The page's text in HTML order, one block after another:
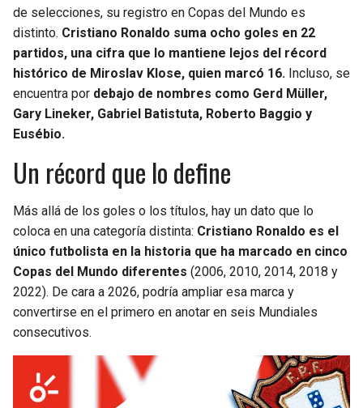
de selecciones, su registro en Copas del Mundo es
distinto. Cristiano Ronaldo suma ocho goles en 22
partidos, una cifra que lo mantiene lejos del récord
histórico de Miroslav Klose, quien marcó 16. Incluso, se
encuentra por debajo de nombres como Gerd Müller,
Gary Lineker, Gabriel Batistuta, Roberto Baggio y
Eusébio.
Un récord que lo define
Más allá de los goles o los títulos, hay un dato que lo
coloca en una categoría distinta: Cristiano Ronaldo es el
único futbolista en la historia que ha marcado en cinco
Copas del Mundo diferentes (2006, 2010, 2014, 2018 y
2022). De cara a 2026, podría ampliar esa marca y
convertirse en el primero en anotar en seis Mundiales
consecutivos.